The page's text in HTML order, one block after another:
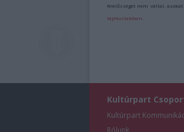
felelősséget nem vállal,
tájékoztatóban
Kultúrpart
Kultúrpart
Rólunk